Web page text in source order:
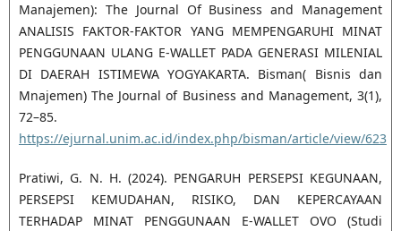
Manajemen): The Journal Of Business and Management
ANALISIS FAKTOR-FAKTOR YANG MEMPENGARUHI MINAT
PENGGUNAAN ULANG E-WALLET PADA GENERASI MILENIAL
DI DAERAH ISTIMEWA YOGYAKARTA. Bisman( Bisnis dan
Mnajemen) The Journal of Business and Management, 3(1),
72–85.
https://ejurnal.unim.ac.id/index.php/bisman/article/view/623
Pratiwi, G. N. H. (2024). PENGARUH PERSEPSI KEGUNAAN,
PERSEPSI KEMUDAHAN, RISIKO, DAN KEPERCAYAAN
TERHADAP MINAT PENGGUNAAN E-WALLET OVO (Studi